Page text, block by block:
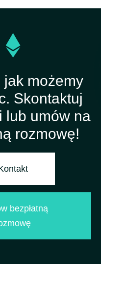

jak możemy
Skontaktuj
lub umów na
rozmowę!
bezpłatną